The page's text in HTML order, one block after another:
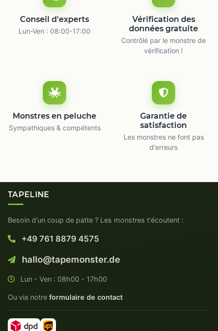
Conseil d'experts
Lun-Ven : 08:00-17:00
Vérification des
données gratuite
Contrôlé par le monstre de
vérification !
Monstres en peluche
Sympathiques & compétents
Garantie de
satisfaction
Les monstres ne font pas
d'erreurs
TAPELINE
Besoin d'un coup de patte ? Les monstres t'écoutent :
+49 761 8879 4575
hallo@tapemonster.de
Lun - Ven : 08h00 - 17h00
Ou via notre formulaire de contact